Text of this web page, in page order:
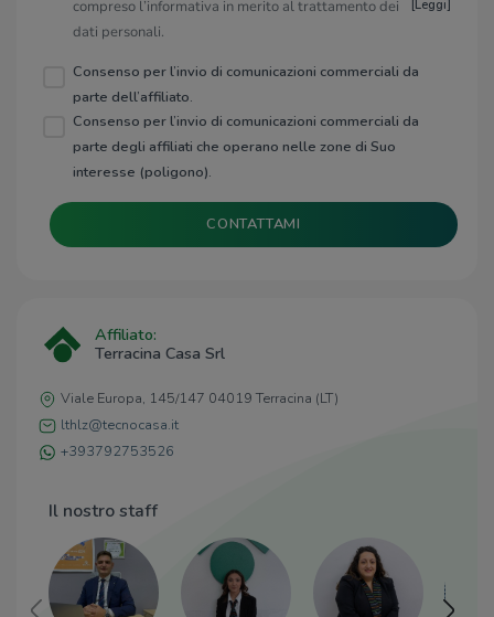
compreso l’informativa in merito al trattamento dei
dati personali.
[Leggi]
Consenso per l’invio di comunicazioni commerciali da
parte dell’affiliato.
Consenso per l’invio di comunicazioni commerciali da
parte degli affiliati che operano nelle zone di Suo
interesse (poligono).
CONTATTAMI
Affiliato:
Terracina Casa Srl
Viale Europa, 145/147 04019 Terracina (LT)
lthlz@tecnocasa.it
+393792753526
Il nostro staff